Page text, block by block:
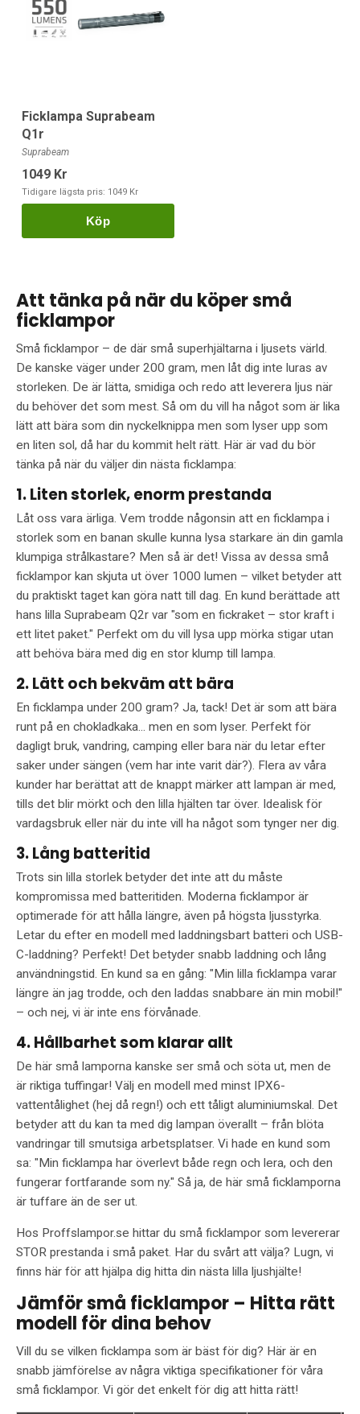
Ficklampa Suprabeam
Q1r
Suprabeam
1049 Kr
Tidigare lägsta pris: 1049 Kr
Köp
Att tänka på när du köper små
ficklampor
Små ficklampor – de där små superhjältarna i ljusets värld.
De kanske väger under 200 gram, men låt dig inte luras av
storleken. De är lätta, smidiga och redo att leverera ljus när
du behöver det som mest. Så om du vill ha något som är lika
lätt att bära som din nyckelknippa men som lyser upp som
en liten sol, då har du kommit helt rätt. Här är vad du bör
tänka på när du väljer din nästa ficklampa:
1. Liten storlek, enorm prestanda
Låt oss vara ärliga. Vem trodde någonsin att en ficklampa i
storlek som en banan skulle kunna lysa starkare än din gamla
klumpiga strålkastare? Men så är det! Vissa av dessa små
ficklampor kan skjuta ut över 1000 lumen – vilket betyder att
du praktiskt taget kan göra natt till dag. En kund berättade att
hans lilla Suprabeam Q2r var "som en fickraket – stor kraft i
ett litet paket." Perfekt om du vill lysa upp mörka stigar utan
att behöva bära med dig en stor klump till lampa.
2. Lätt och bekväm att bära
En ficklampa under 200 gram? Ja, tack! Det är som att bära
runt på en chokladkaka... men en som lyser. Perfekt för
dagligt bruk, vandring, camping eller bara när du letar efter
saker under sängen (vem har inte varit där?). Flera av våra
kunder har berättat att de knappt märker att lampan är med,
tills det blir mörkt och den lilla hjälten tar över. Idealisk för
vardagsbruk eller när du inte vill ha något som tynger ner dig.
3. Lång batteritid
Trots sin lilla storlek betyder det inte att du måste
kompromissa med batteritiden. Moderna ficklampor är
optimerade för att hålla längre, även på högsta ljusstyrka.
Letar du efter en modell med laddningsbart batteri och USB-
C-laddning? Perfekt! Det betyder snabb laddning och lång
användningstid. En kund sa en gång: "Min lilla ficklampa varar
längre än jag trodde, och den laddas snabbare än min mobil!"
– och nej, vi är inte ens förvånade.
4. Hållbarhet som klarar allt
De här små lamporna kanske ser små och söta ut, men de
är riktiga tuffingar! Välj en modell med minst IPX6-
vattentålighet (hej då regn!) och ett tåligt aluminiumskal. Det
betyder att du kan ta med dig lampan överallt – från blöta
vandringar till smutsiga arbetsplatser. Vi hade en kund som
sa: "Min ficklampa har överlevt både regn och lera, och den
fungerar fortfarande som ny." Så ja, de här små ficklamporna
är tuffare än de ser ut.
Hos Proffslampor.se hittar du små ficklampor som levererar
STOR prestanda i små paket. Har du svårt att välja? Lugn, vi
finns här för att hjälpa dig hitta din nästa lilla ljushjälte!
Jämför små ficklampor – Hitta rätt
modell för dina behov
Vill du se vilken ficklampa som är bäst för dig? Här är en
snabb jämförelse av några viktiga specifikationer för våra
små ficklampor. Vi gör det enkelt för dig att hitta rätt!